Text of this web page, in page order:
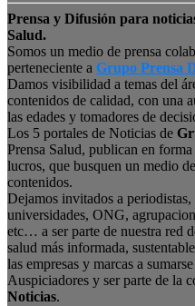
Prensa y Difusión para
Salud.
Somos un medio de prensa
perteneciente a Grupo Prensa
Damos visibilidad a temas del
contenidos de calidad, con una
las edades y tomadores de
Los 5 portales de Noticias de
Prensa Salud, publican en
lucros, que busquen un medio
contenidos.
Dejamos invitados a
universidades, ONG,
etc… a ser parte de nuestra red
salud más informada,
las empresas y marcas a
Auspiciadores y ser parte de la
Noticias.